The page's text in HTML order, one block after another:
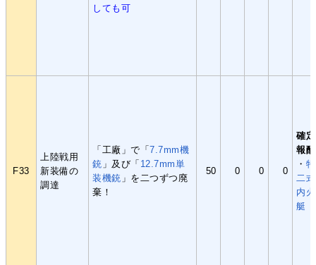
しても可
F33
上陸戦用
新装備の
調達
「工廠」で「7.7mm機
銃 」及び「 12.7mm単
装機銃 」を二つずつ廃
棄！
50 0 0 0
確定
報酬
・ 特
二式
内火
艇